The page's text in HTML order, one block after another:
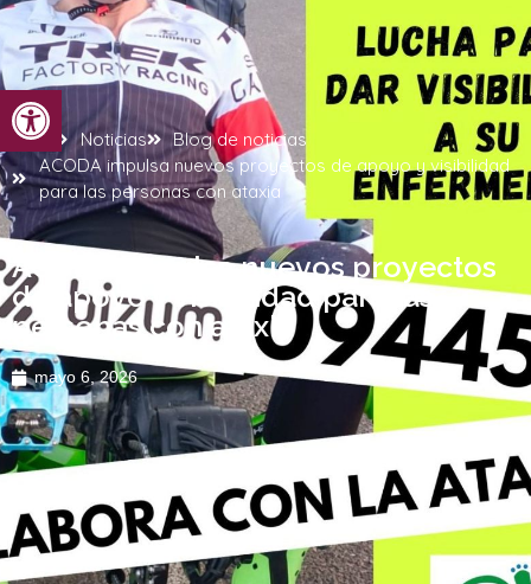
Abrir barra de herramientas
Inicio Noticias
Blog de noticias
ACODA impulsa nuevos proyectos de apoyo y visibilidad
para las personas con ataxia
ACODA impulsa nuevos proyectos
de apoyo y visibilidad para las
personas con ataxia
mayo 6, 2026